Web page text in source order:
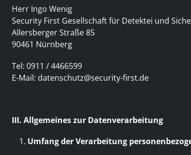
Herr Ingo Wenig
Security First Gesellschaft für Detektei und
Allersberger Straße 85
90461 Nürnberg
Tel: 0911 / 4466599
E-Mail: datenschutz@security-first.de
III. Allgemeines zur Datenverarbeitung
Umfang der Verarbeitung